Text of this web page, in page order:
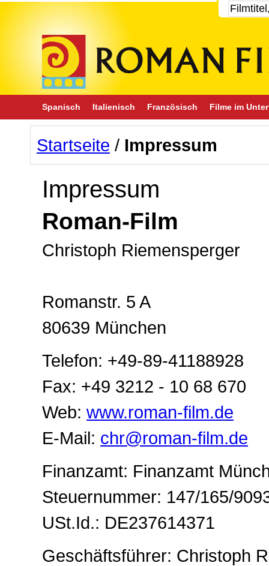
Spanisch Italienisch Französisch Filme im
Startseite / Impressum
Impressum
Roman-Film
Christoph Riemensperger
Romanstr. 5 A
80639 München
Telefon: +49-89-41188928
Fax: +49 3212 - 10 68 670
Web: www.roman-film.de
E-Mail: chr@roman-film.de
Finanzamt: Finanzamt
Steuernummer: 147/165/
USt.Id.: DE237614371
Geschäftsführer: Christoph